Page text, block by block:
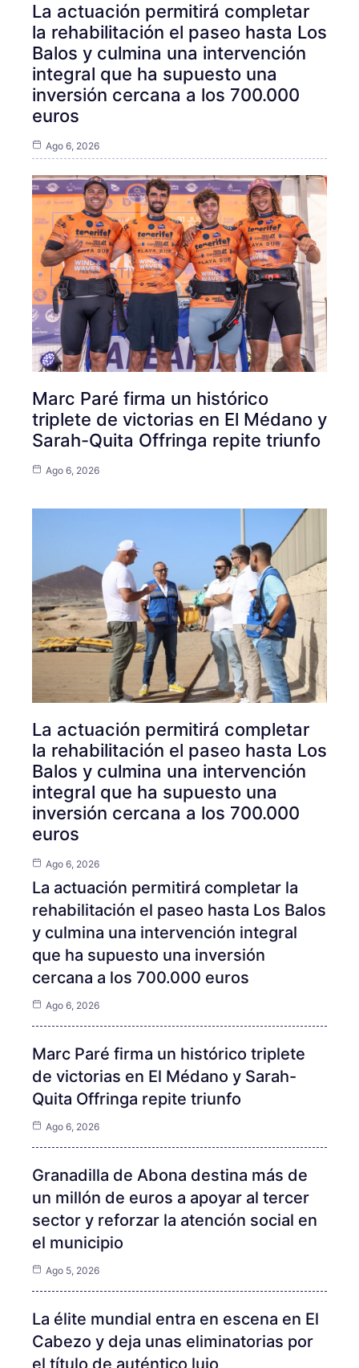
La actuación permitirá completar
la rehabilitación el paseo hasta Los
Balos y culmina una intervención
integral que ha supuesto una
inversión cercana a los 700.000
euros
Ago 6, 2026
Marc Paré firma un histórico
triplete de victorias en El Médano y
Sarah-Quita Offringa repite triunfo
Ago 6, 2026
La actuación permitirá completar
la rehabilitación el paseo hasta Los
Balos y culmina una intervención
integral que ha supuesto una
inversión cercana a los 700.000
euros
Ago 6, 2026
La actuación permitirá completar la
rehabilitación el paseo hasta Los Balos
y culmina una intervención integral
que ha supuesto una inversión
cercana a los 700.000 euros
Ago 6, 2026
Marc Paré firma un histórico triplete
de victorias en El Médano y Sarah-
Quita Offringa repite triunfo
Ago 6, 2026
Granadilla de Abona destina más de
un millón de euros a apoyar al tercer
sector y reforzar la atención social en
el municipio
Ago 5, 2026
La élite mundial entra en escena en El
Cabezo y deja unas eliminatorias por
el título de auténtico lujo